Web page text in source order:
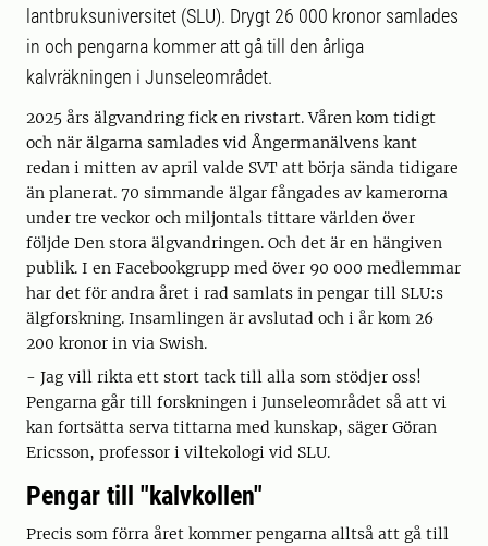
lantbruksuniversitet (SLU). Drygt 26 000 kronor samlades
in och pengarna kommer att gå till den årliga
kalvräkningen i Junseleområdet.
2025 års älgvandring fick en rivstart. Våren kom tidigt
och när älgarna samlades vid Ångermanälvens kant
redan i mitten av april valde SVT att börja sända tidigare
än planerat. 70 simmande älgar fångades av kamerorna
under tre veckor och miljontals tittare världen över
följde Den stora älgvandringen. Och det är en hängiven
publik. I en Facebookgrupp med över 90 000 medlemmar
har det för andra året i rad samlats in pengar till SLU:s
älgforskning. Insamlingen är avslutad och i år kom 26
200 kronor in via Swish.
- Jag vill rikta ett stort tack till alla som stödjer oss!
Pengarna går till forskningen i Junseleområdet så att vi
kan fortsätta serva tittarna med kunskap, säger Göran
Ericsson, professor i viltekologi vid SLU.
Pengar till "kalvkollen"
Precis som förra året kommer pengarna alltså att gå till